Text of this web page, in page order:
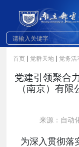
首页 党群天地 党务活
党建引领聚合
（南京）有
来源：自动
为深入贯彻落